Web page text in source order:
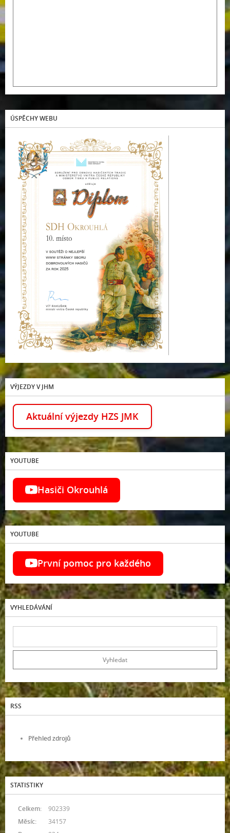
ÚSPĚCHY WEBU
VÝJEZDY V JHM
Aktuální výjezdy HZS JMK
YOUTUBE
Hasiči Okrouhlá
YOUTUBE
První pomoc pro každého
VYHLEDÁVÁNÍ
RSS
Přehled zdrojů
STATISTIKY
Celkem:
902339
Měsíc:
34157